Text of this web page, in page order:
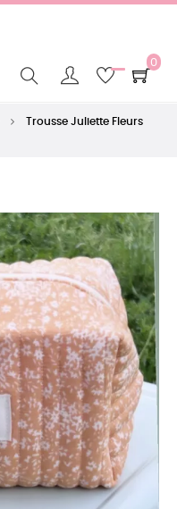
0
Trousse Juliette Fleurs